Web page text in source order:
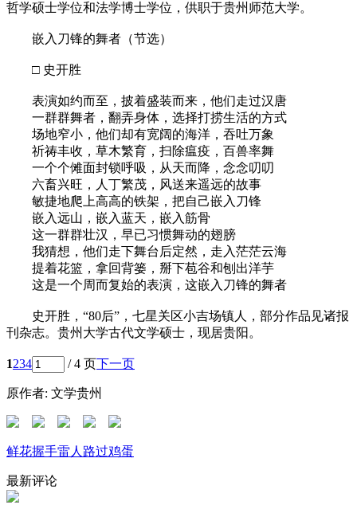
哲学硕士学位和法学博士学位，供职于贵州师范大学。
嵌入刀锋的舞者（节选）
□ 史开胜
表演如约而至，披着盛装而来，他们走过汉唐
一群群舞者，翻弄身体，选择打捞生活的方式
场地窄小，他们却有宽阔的海洋，吞吐万象
祈祷丰收，草木繁育，扫除瘟疫，百兽率舞
一个个傩面封锁呼吸，从天而降，念念叨叨
六畜兴旺，人丁繁茂，风送来遥远的故事
敏捷地爬上高高的铁架，把自己嵌入刀锋
嵌入远山，嵌入蓝天，嵌入筋骨
这一群群壮汉，早已习惯舞动的翅膀
我猜想，他们走下舞台后定然，走入茫茫云海
提着花篮，拿回背篓，掰下苞谷和刨出洋芋
这是一个周而复始的表演，这嵌入刀锋的舞者
史开胜，“80后”，七星关区小吉场镇人，部分作品见诸报
刊杂志。贵州大学古代文学硕士，现居贵阳。
1234 / 4 页下一页
原作者: 文学贵州
鲜花握手雷人 路过鸡蛋
最新评论